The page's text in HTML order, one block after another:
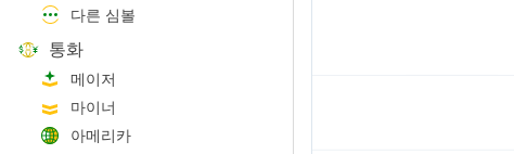
다른 심볼
통화
메이저
마이너
아메리카